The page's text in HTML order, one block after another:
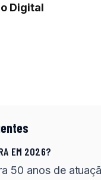
Digital
EM 2026?
50 anos de